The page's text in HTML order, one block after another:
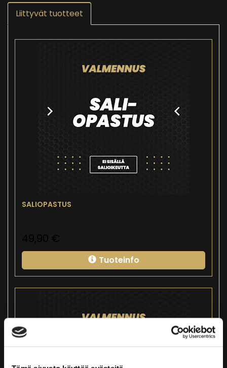
Liittyvät tuotteet
SALIOPASTUS
Tuoteinfo